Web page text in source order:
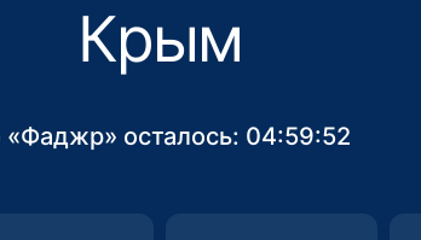
Крым
осталось: 04:59:52